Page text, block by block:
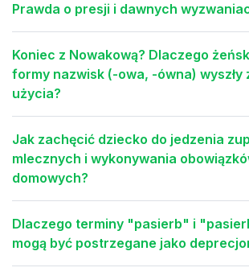
Prawda o presji i dawnych
Koniec z Nowakową? Dlaczego
formy nazwisk (-owa, -ówna) wyszły
użycia?
Jak zachęcić dziecko do jedzenia zup
mlecznych i wykonywania
domowych?
Dlaczego terminy "pasierb" i
mogą być postrzegane jako